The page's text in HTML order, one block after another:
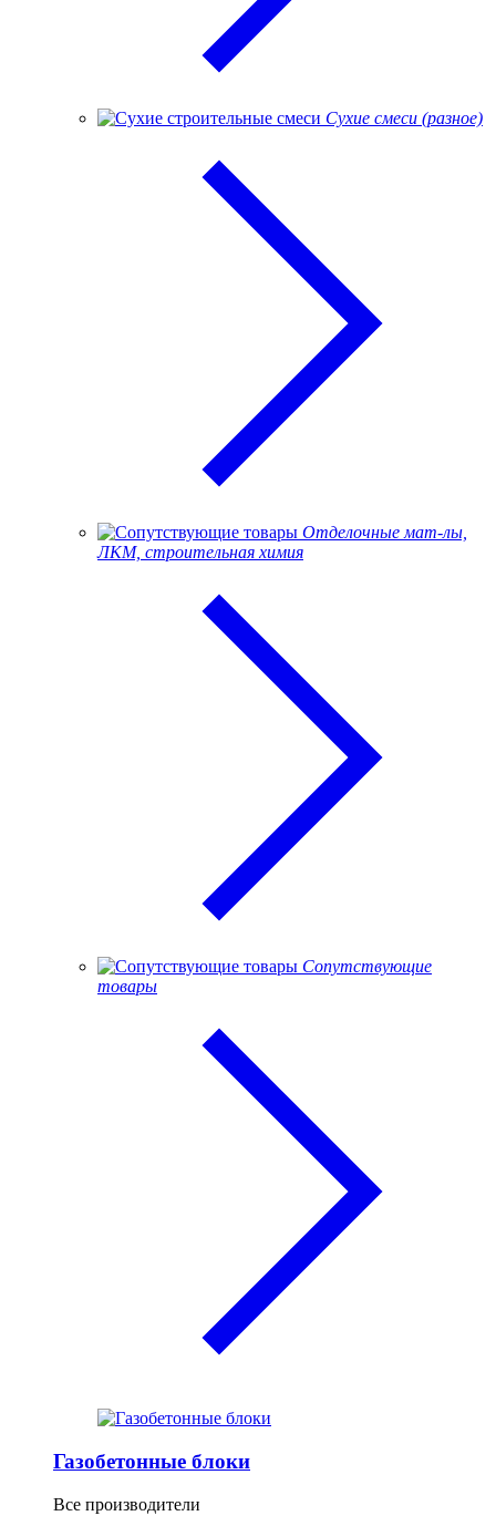
Сухие смеси (разное)
Отделочные мат-лы,
ЛКМ, строительная химия
Сопутствующие
товары
Газобетонные блоки
Все производители